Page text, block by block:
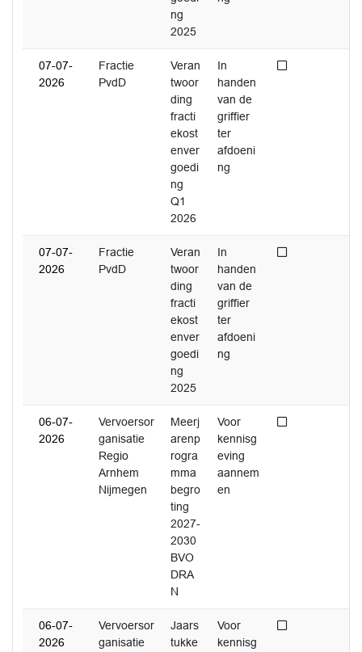
ng
2025
07-07-
2026
Fractie
PvdD
Veran
twoor
ding
fracti
ekost
enver
goedi
ng
Q1
2026
In
handen
van de
griffier
ter
afdoeni
ng
Niet afgedaan
07-07-
2026
Fractie
PvdD
Veran
twoor
ding
fracti
ekost
enver
goedi
ng
2025
In
handen
van de
griffier
ter
afdoeni
ng
Niet afgedaan
06-07-
2026
Vervoersor
ganisatie
Regio
Arnhem
Nijmegen
Meerj
arenp
rogra
mma
begro
ting
2027-
2030
BVO
DRA
N
Voor
kennisg
eving
aannem
en
Niet afgedaan
06-07-
2026
Vervoersor
ganisatie
Jaars
tukke
Voor
kennisg
Niet afgedaan